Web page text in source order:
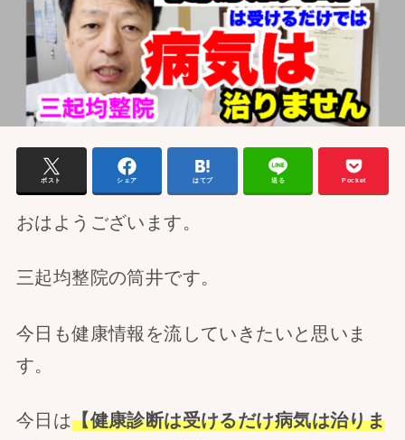
ポスト シェア はてブ 送る Pocket
おはようございます。
三起均整院の筒井です。
今日も健康情報を流していきたいと思いま
す。
今日は【健康診断は受けるだけ病気は治りま